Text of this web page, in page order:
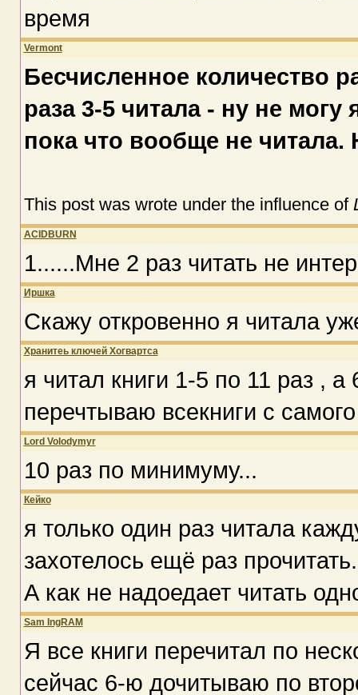
время
Vermont
Бесчисленное количество
раза 3-5 читала - ну не
пока что вообще не читала.
This post was wrote under the influence of
ACIDBURN
1......Мне 2 раз читать не
Иршка
Скажу откровенно я читала
Хранитеь ключей Хогвартса
я читал книги 1-5 по 11 раз , а
перечтываю всекниги с
Lord Volodymyr
10 раз по минимуму...
Кейко
я только один раз читала
захотелось ещё раз прочитать.
А как не надоедает читать
Sam IngRAM
Я все книги перечитал по
сейчас 6-ю дочитываю по